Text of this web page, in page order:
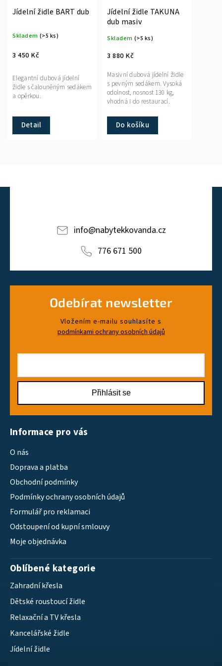
Jídelní židle BART dub
Skladem (>5 ks)
3 450 Kč
Detail
Elegantní dubová jídelní
židle s čalouněným sedákem
a opěrkou.
Jídelní židle TAKUNA
dub masiv
Skladem (>5 ks)
3 880 Kč
Do košíku
Masivní dubová jídelní židle
s pevným sedákem. Vysoká
odolnost, nosnost 130 kg,
vhodná i do restaurací.
info@nabytekkovanda.cz
776 671 500
Odebírat newsletter
Vložením e-mailu souhlasíte s
podmínkami ochrany osobních údajů
Přihlásit se
Informace pro vás
O nás
Doprava a platba
Obchodní podmínky
Podmínky ochrany osobních údajů
Formulář pro reklamaci
Odstoupení od kupní smlouvy
Moje objednávka
Oblíbené kategorie
Zahradní křesla
Dětské roustoucí židle
Relaxační a TV křesla
Kancelářské židle
Jídelní židle